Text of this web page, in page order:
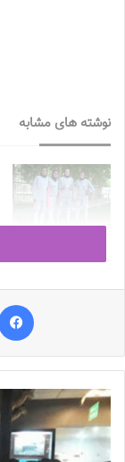
نوشته های مشابه